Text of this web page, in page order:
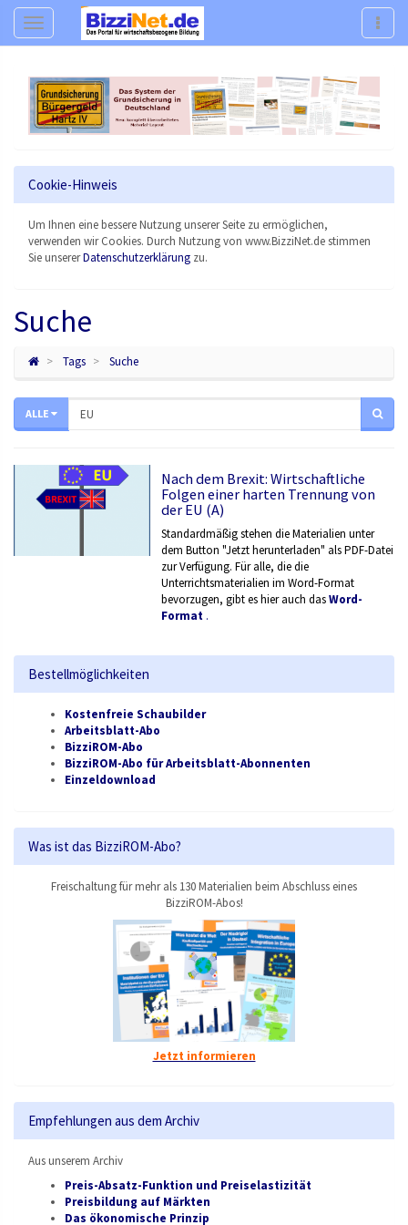
Navigation
Cookie-Hinweis
Um Ihnen eine bessere Nutzung unserer Seite zu ermöglichen,
verwenden wir Cookies. Durch Nutzung von www.BizziNet.de stimmen
Sie unsererDatenschutzerklärung zu.
Suche
Tags Suche
ALLE
Nach dem Brexit: Wirtschaftliche
Folgen einer harten Trennung von
der EU (A)
Standardmäßig stehen die Materialien unter
dem Button "Jetzt herunterladen" als PDF-Datei
zur Verfügung. Für alle, die die
Unterrichtsmaterialien im Word-Format
bevorzugen, gibt es hier auch dasWord-
Format .
Bestellmöglichkeiten
Kostenfreie Schaubilder
Arbeitsblatt-Abo
BizziROM-Abo
BizziROM-Abo für Arbeitsblatt-Abonnenten
Einzeldownload
Was ist das BizziROM-Abo?
Freischaltung für mehr als 130 Materialien beim Abschluss eines
BizziROM-Abos!
Jetzt informieren
Empfehlungen aus dem Archiv
Aus unserem Archiv
Preis-Absatz-Funktion und Preiselastizität
Preisbildung auf Märkten
Das ökonomische Prinzip